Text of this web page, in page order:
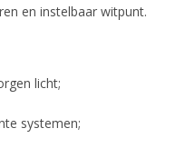
en instelbaar witpunt.
licht;
systemen;